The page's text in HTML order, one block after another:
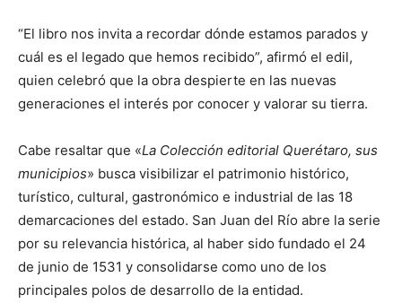
“El libro nos invita a recordar dónde estamos parados y
cuál es el legado que hemos recibido”, afirmó el edil,
quien celebró que la obra despierte en las nuevas
generaciones el interés por conocer y valorar su tierra.
Cabe resaltar que «La Colección editorial Querétaro, sus
municipios» busca visibilizar el patrimonio histórico,
turístico, cultural, gastronómico e industrial de las 18
demarcaciones del estado. San Juan del Río abre la serie
por su relevancia histórica, al haber sido fundado el 24
de junio de 1531 y consolidarse como uno de los
principales polos de desarrollo de la entidad.